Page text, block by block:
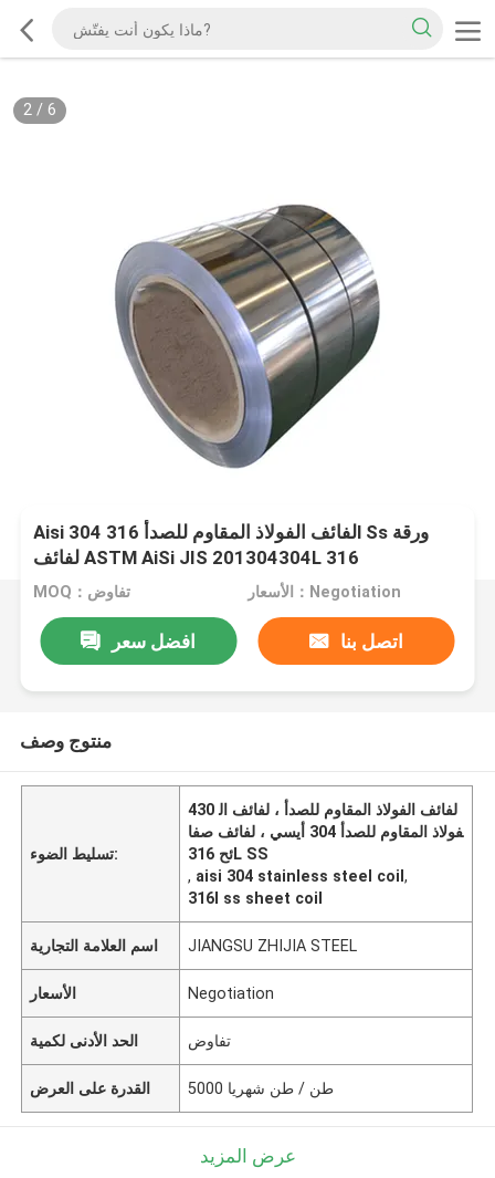
2/ 6
Aisi 304 لفائف الفولاذ المقاوم للصدأ 316l Ss ورقة
لفائف ASTM AiSi JIS 201304304L 316
MOQ：تفاوض الأسعار：Negotiation
افضل سعر اتصل بنا
منتوج وصف
تسليط الضوء:
430 لفائف الفولاذ المقاوم للصدأ ، لفائف ال
فولاذ المقاوم للصدأ 304 أيسي ، لفائف صفا
ئح 316L SS
, aisi 304 stainless steel coil,
316l ss sheet coil
اسم العلامة التجارية JIANGSU ZHIJIA STEEL
الأسعار Negotiation
الحد الأدنى لكمية تفاوض
القدرة على العرض 5000 طن / طن شهريا
عرض المزيد